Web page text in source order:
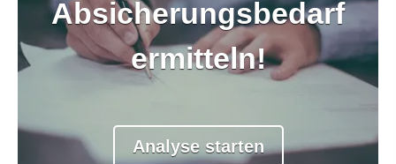
Absicherungsbedarf
ermitteln!
Analyse starten
einer Beziehung?
Single Beziehung